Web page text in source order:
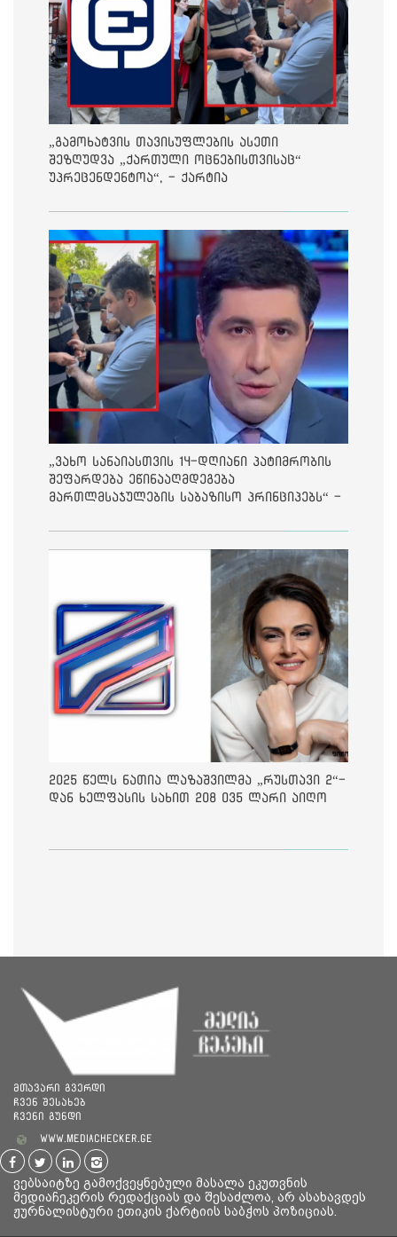
„გამოხატვის თავისუფლების ასეთი
შეზღუდვა „ქართული ოცნებისთვისაც“
უპრეცენდენტოა“, - ქარტია
„ვახო სანაიასთვის 14-დღიანი პატიმრობის
შეფარდება ეწინააღმდეგება
მართლმსაჯულების საბაზისო პრინციპებს“ -
2025 წელს ნათია ლაზაშვილმა „რუსთავი 2“-
დან ხელფასის სახით 208 035 ლარი აიღო
მთავარი გვერდი
ჩვენ შესახებ
ჩვენი გუნდი
www.mediachecker.ge
ვებსაიტზე გამოქვეყნებული მასალა ეკუთვნის
მედიაჩეკერის რედაქციას და შესაძლოა, არ ასახავდეს
ჟურნალისტური ეთიკის ქარტიის საბჭოს პოზიციას.